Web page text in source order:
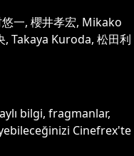
一, 櫻井孝宏, Mikako
, Takaya Kuroda, 松田利
bilgi, fragmanlar,
Cinefrex'te